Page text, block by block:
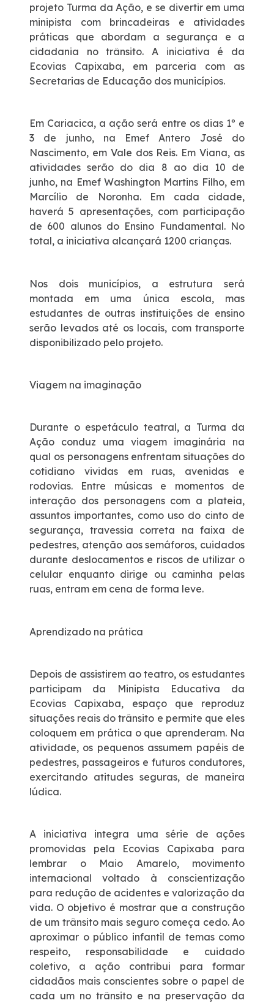
projeto Turma da Ação, e se divertir em uma
minipista com brincadeiras e atividades
práticas que abordam a segurança e a
cidadania no trânsito. A iniciativa é da
Ecovias Capixaba, em parceria com as
Secretarias de Educação dos municípios.
Em Cariacica, a ação será entre os dias 1º e
3 de junho, na Emef Antero José do
Nascimento, em Vale dos Reis. Em Viana, as
atividades serão do dia 8 ao dia 10 de
junho, na Emef Washington Martins Filho, em
Marcílio de Noronha. Em cada cidade,
haverá 5 apresentações, com participação
de 600 alunos do Ensino Fundamental. No
total, a iniciativa alcançará 1200 crianças.
Nos dois municípios, a estrutura será
montada em uma única escola, mas
estudantes de outras instituições de ensino
serão levados até os locais, com transporte
disponibilizado pelo projeto.
Viagem na imaginação
Durante o espetáculo teatral, a Turma da
Ação conduz uma viagem imaginária na
qual os personagens enfrentam situações do
cotidiano vividas em ruas, avenidas e
rodovias. Entre músicas e momentos de
interação dos personagens com a plateia,
assuntos importantes, como uso do cinto de
segurança, travessia correta na faixa de
pedestres, atenção aos semáforos, cuidados
durante deslocamentos e riscos de utilizar o
celular enquanto dirige ou caminha pelas
ruas, entram em cena de forma leve.
Aprendizado na prática
Depois de assistirem ao teatro, os estudantes
participam da Minipista Educativa da
Ecovias Capixaba, espaço que reproduz
situações reais do trânsito e permite que eles
coloquem em prática o que aprenderam. Na
atividade, os pequenos assumem papéis de
pedestres, passageiros e futuros condutores,
exercitando atitudes seguras, de maneira
lúdica.
A iniciativa integra uma série de ações
promovidas pela Ecovias Capixaba para
lembrar o Maio Amarelo, movimento
internacional voltado à conscientização
para redução de acidentes e valorização da
vida. O objetivo é mostrar que a construção
de um trânsito mais seguro começa cedo. Ao
aproximar o público infantil de temas como
respeito, responsabilidade e cuidado
coletivo, a ação contribui para formar
cidadãos mais conscientes sobre o papel de
cada um no trânsito e na preservação da